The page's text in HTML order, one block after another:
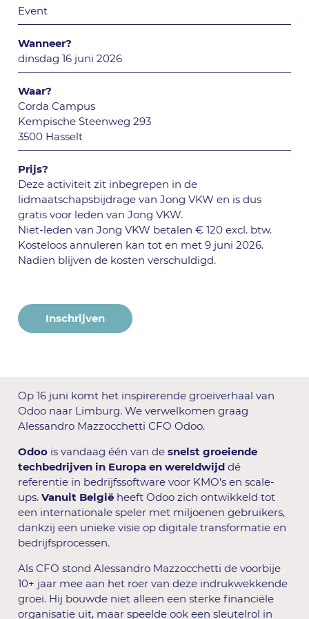
Event
Wanneer?
dinsdag 16 juni 2026
Waar?
Corda Campus
Kempische Steenweg 293
3500 Hasselt
Prijs?
Deze activiteit zit inbegrepen in de
lidmaatschapsbijdrage van Jong VKW en is dus
gratis voor leden van Jong VKW.
Niet-leden van Jong VKW betalen € 120 excl. btw.
Kosteloos annuleren kan tot en met 9 juni 2026.
Nadien blijven de kosten verschuldigd.
Inschrijven
Op 16 juni komt het inspirerende groeiverhaal van
Odoo naar Limburg. We verwelkomen graag
Alessandro Mazzocchetti CFO Odoo.
Odoo is vandaag één van de snelst groeiende
techbedrijven in Europa en wereldwijddé
referentie in bedrijfssoftware voor KMO’s en scale-
ups. Vanuit België heeft Odoo zich ontwikkeld tot
een internationale speler met miljoenen gebruikers,
dankzij een unieke visie op digitale transformatie en
bedrijfsprocessen.
Als CFO stond Alessandro Mazzocchetti de voorbije
10+ jaar mee aan het roer van deze indrukwekkende
groei. Hij bouwde niet alleen een sterke financiële
organisatie uit, maar speelde ook een sleutelrol in